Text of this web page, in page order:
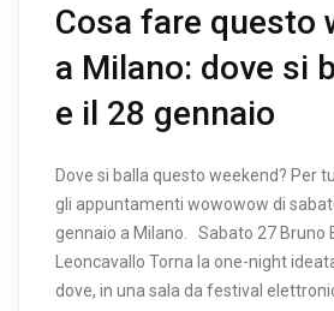
Cosa fare questo
a Milano: dove si
e il 28 gennaio
Dove si balla questo weekend? Per
gli appuntamenti wowowow di
gennaio a Milano. Sabato 27 Bruno
Leoncavallo Torna la one-night
dove, in una sala da festival